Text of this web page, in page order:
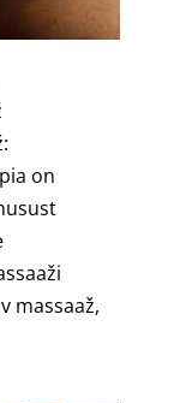
on
massaaž,